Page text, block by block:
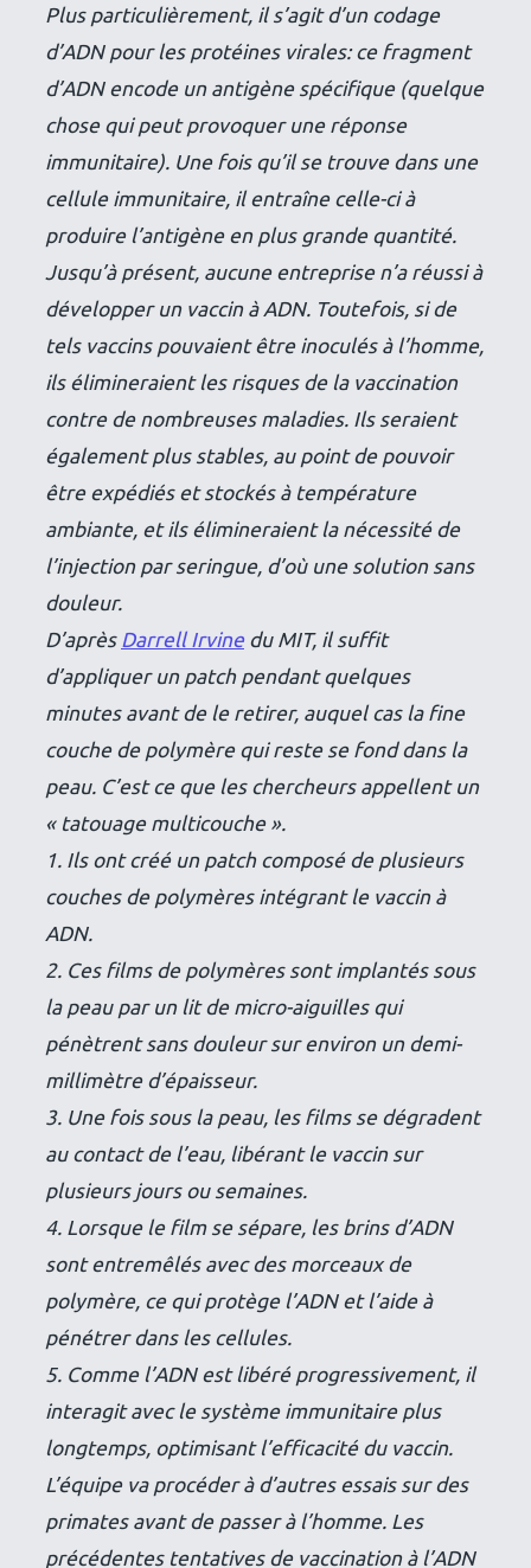
Plus particulièrement, il s’agit d’un codage
d’ADN pour les protéines virales: ce fragment
d’ADN encode un antigène spécifique (quelque
chose qui peut provoquer une réponse
immunitaire). Une fois qu’il se trouve dans une
cellule immunitaire, il entraîne celle-ci à
produire l’antigène en plus grande quantité.
Jusqu’à présent, aucune entreprise n’a réussi à
développer un vaccin à ADN. Toutefois, si de
tels vaccins pouvaient être inoculés à l’homme,
ils élimineraient les risques de la vaccination
contre de nombreuses maladies. Ils seraient
également plus stables, au point de pouvoir
être expédiés et stockés à température
ambiante, et ils élimineraient la nécessité de
l’injection par seringue, d’où une solution sans
douleur.
D’aprèsDarrell Irvinedu MIT, il suffit
d’appliquer un patch pendant quelques
minutes avant de le retirer, auquel cas la fine
couche de polymère qui reste se fond dans la
peau. C’est ce que les chercheurs appellent un
« tatouage multicouche ».
1. Ils ont créé un patch composé de plusieurs
couches de polymères intégrant le vaccin à
ADN.
2. Ces films de polymères sont implantés sous
la peau par un lit de micro-aiguilles qui
pénètrent sans douleur sur environ un demi-
millimètre d’épaisseur.
3. Une fois sous la peau, les films se dégradent
au contact de l’eau, libérant le vaccin sur
plusieurs jours ou semaines.
4. Lorsque le film se sépare, les brins d’ADN
sont entremêlés avec des morceaux de
polymère, ce qui protège l’ADN et l’aide à
pénétrer dans les cellules.
5. Comme l’ADN est libéré progressivement, il
interagit avec le système immunitaire plus
longtemps, optimisant l’efficacité du vaccin.
L’équipe va procéder à d’autres essais sur des
primates avant de passer à l’homme. Les
précédentes tentatives de vaccination à l’ADN